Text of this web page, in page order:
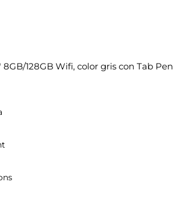
8GB/128GB Wifi, color gris con Tab Pen